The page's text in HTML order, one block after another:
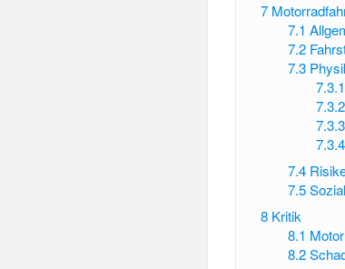
7
7.1
7.2
7.3
7.3.1
7.3.2
7.3.3
7.3.4
7.4
7.5
8 Kritik
8.1
8.2